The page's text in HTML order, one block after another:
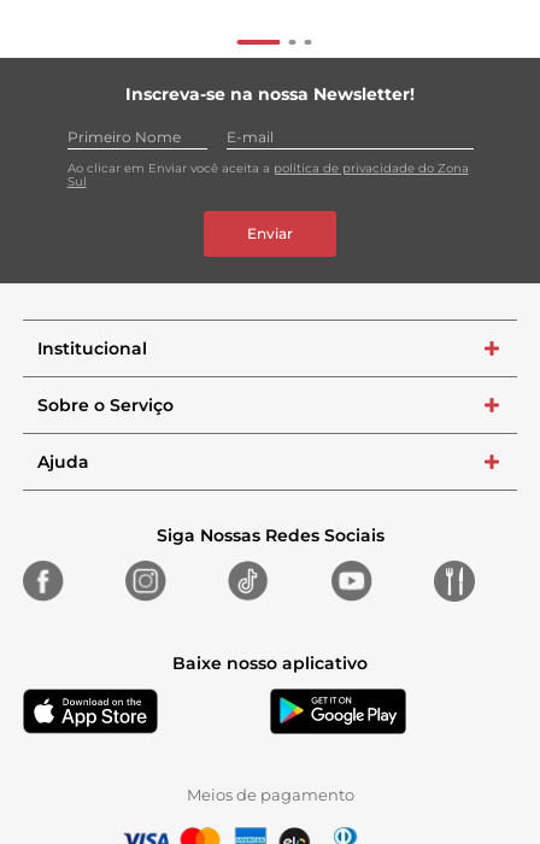
Inscreva-se na nossa Newsletter!
Ao clicar em Enviar você aceita a política de privacidade do Zona
Sul
Enviar
Institucional +
Sobre o Serviço +
Ajuda +
Siga Nossas Redes Sociais
Baixe nosso aplicativo
Meios de pagamento